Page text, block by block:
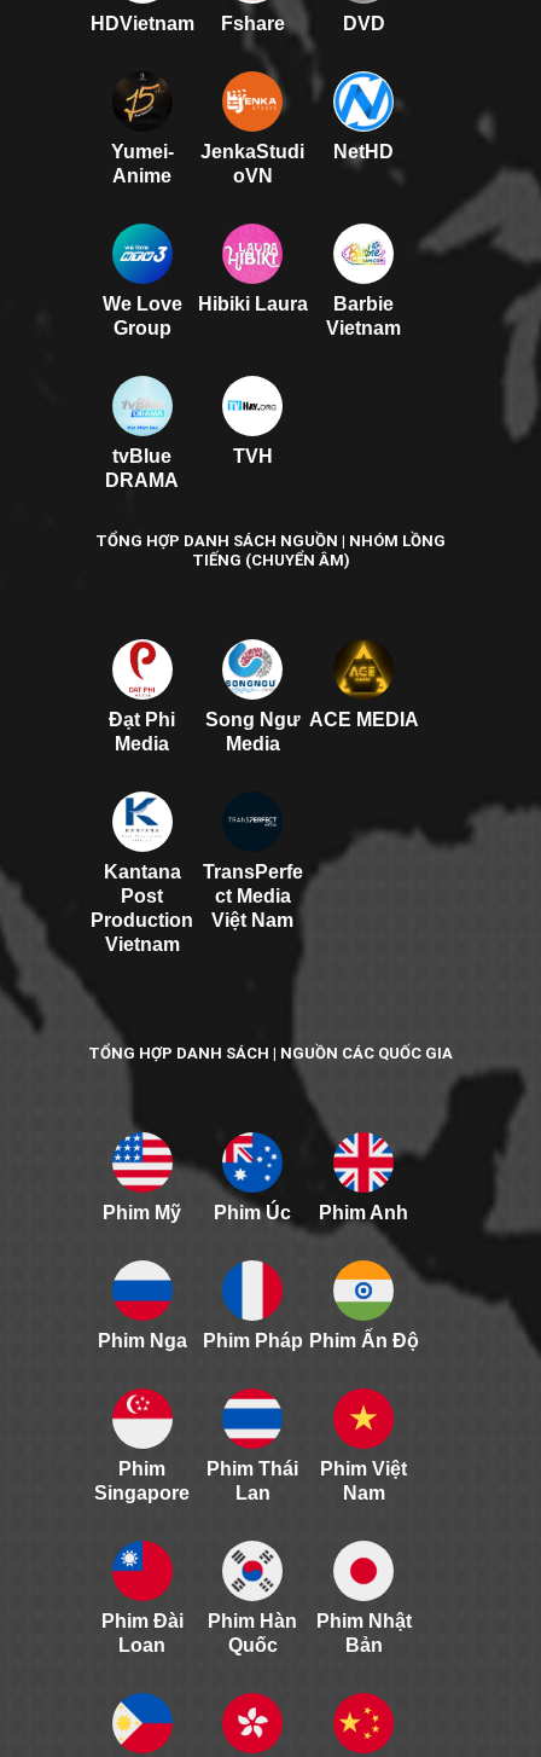
HDVietnam Fshare DVD
Yumei-
Anime
JenkaStudi
oVN
NetHD
We Love
Group
Hibiki Laura
Barbie
Vietnam
tvBlue
DRAMA
TVH
TỔNG HỢP DANH SÁCH NGUỒN | NHÓM LỒNG
TIẾNG (CHUYỂN ÂM)
Đạt Phi
Media
Song Ngư
Media
ACE MEDIA
Kantana
Post
Production
Vietnam
TransPerfe
ct Media
Việt Nam
TỔNG HỢP DANH SÁCH | NGUỒN CÁC QUỐC GIA
Phim Mỹ Phim Úc Phim Anh
Phim Nga Phim Pháp Phim Ấn Độ
Phim
Singapore
Phim Thái
Lan
Phim Việt
Nam
Phim Đài
Loan
Phim Hàn
Quốc
Phim Nhật
Bản